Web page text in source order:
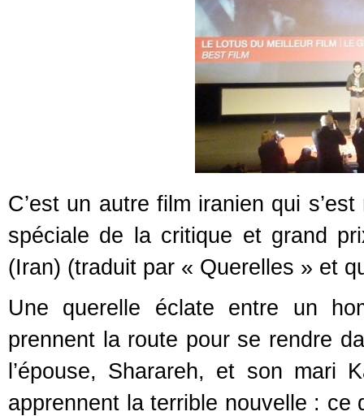
C’est un autre film iranien qui
spéciale de la critique et grand
(Iran) (traduit par « Querelles » et
Une querelle éclate entre un
prennent la route pour se rendre
l’épouse, Sharareh, et son mari
apprennent la terrible nouvelle :